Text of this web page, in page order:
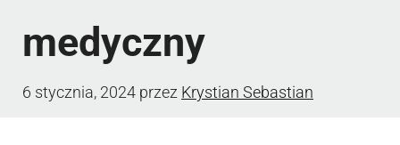
medyczny
6 stycznia, 2024 przez Krystian Sebastian